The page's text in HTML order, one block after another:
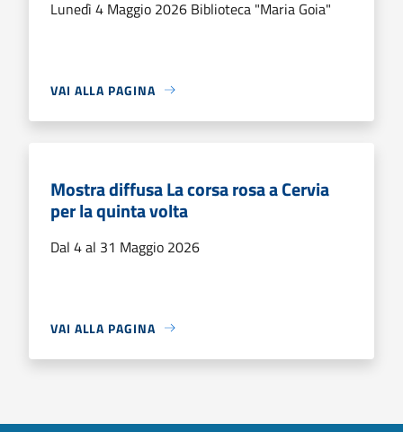
Lunedì 4 Maggio 2026 Biblioteca "Maria Goia"
VAI ALLA PAGINA
Mostra diffusa La corsa rosa a Cervia
per la quinta volta
Dal 4 al 31 Maggio 2026
VAI ALLA PAGINA